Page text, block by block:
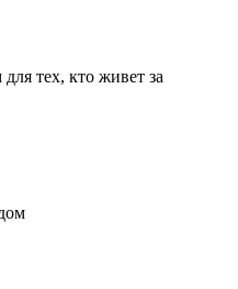
тех, кто живет за